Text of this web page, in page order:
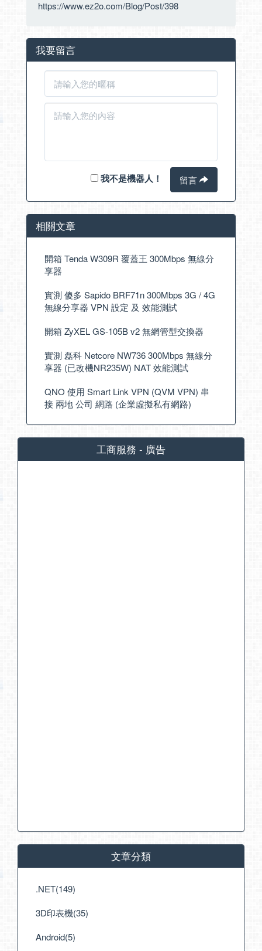
https://www.ez2o.com/Blog/Post/398
我要留言
我不是機器人！ 留言
相關文章
開箱 Tenda W309R 覆蓋王 300Mbps 無線分
享器
實測 傻多 Sapido BRF71n 300Mbps 3G / 4G
無線分享器 VPN 設定 及 效能測試
開箱 ZyXEL GS-105B v2 無網管型交換器
實測 磊科 Netcore NW736 300Mbps 無線分
享器 (已改機NR235W) NAT 效能測試
QNO 使用 Smart Link VPN (QVM VPN) 串
接 兩地 公司 網路 (企業虛擬私有網路)
工商服務 - 廣告
文章分類
.NET(149)
3D印表機(35)
Android(5)